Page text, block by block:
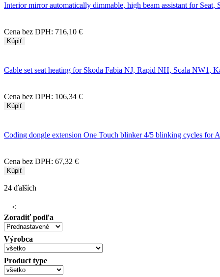
Interior mirror automatically dimmable, high beam assistant for Seat,
Cena bez DPH: 716,10 €
Kúpiť
Cable set seat heating for Skoda Fabia NJ, Rapid NH, Scala NW1,
Cena bez DPH: 106,34 €
Kúpiť
Coding dongle extension One Touch blinker 4/5 blinking cycles for
Cena bez DPH: 67,32 €
Kúpiť
24 ďalších
<
Zoradiť podľa
Výrobca
Product type